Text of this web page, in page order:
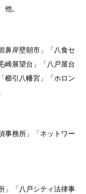
。
鼻岸壁朝市」「八食セ
崎展望台」「八戸屋台
櫛引八幡宮」「ホロン
事務所」「ネットワー
」「八戸シティ法律事